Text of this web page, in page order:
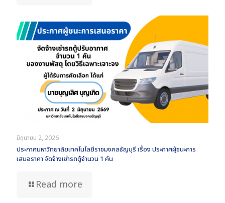
มิถุนายน 2, 2026
ประกาศมหาวิทยาลัยเทคโนโลยีราชมงคลธัญบุรี เรื่อง ประกาศผู้ชนะการ
เสนอราคา จัดจ้างเช่ารถตู้จำนวน 1 คัน
Read more